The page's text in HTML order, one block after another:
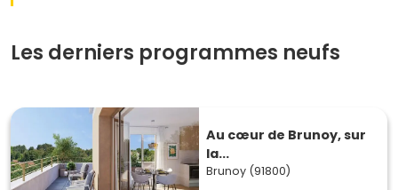
Les derniers programmes neufs
Au cœur de Brunoy, sur
la...
Brunoy (91800)